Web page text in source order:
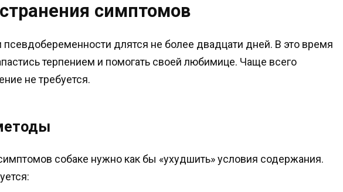
симптомов
длятся не более двадцати дней. В это время
терпением и помогать своей любимице. Чаще всего
не требуется.
собаке нужно как бы «ухудшить» условия содержания.